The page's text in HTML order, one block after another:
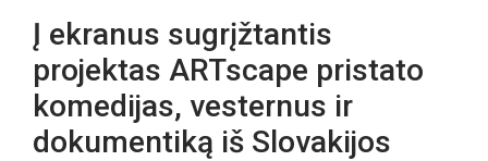
Į ekranus sugrįžtantis
projektas ARTscape pristato
komedijas, vesternus ir
dokumentiką iš Slovakijos